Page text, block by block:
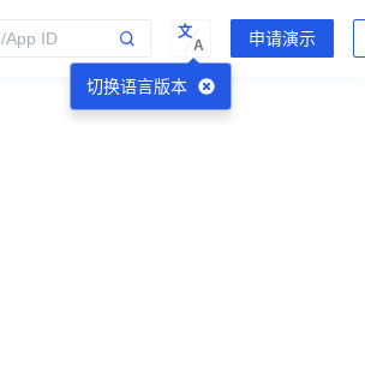
切换语言版本
文
A